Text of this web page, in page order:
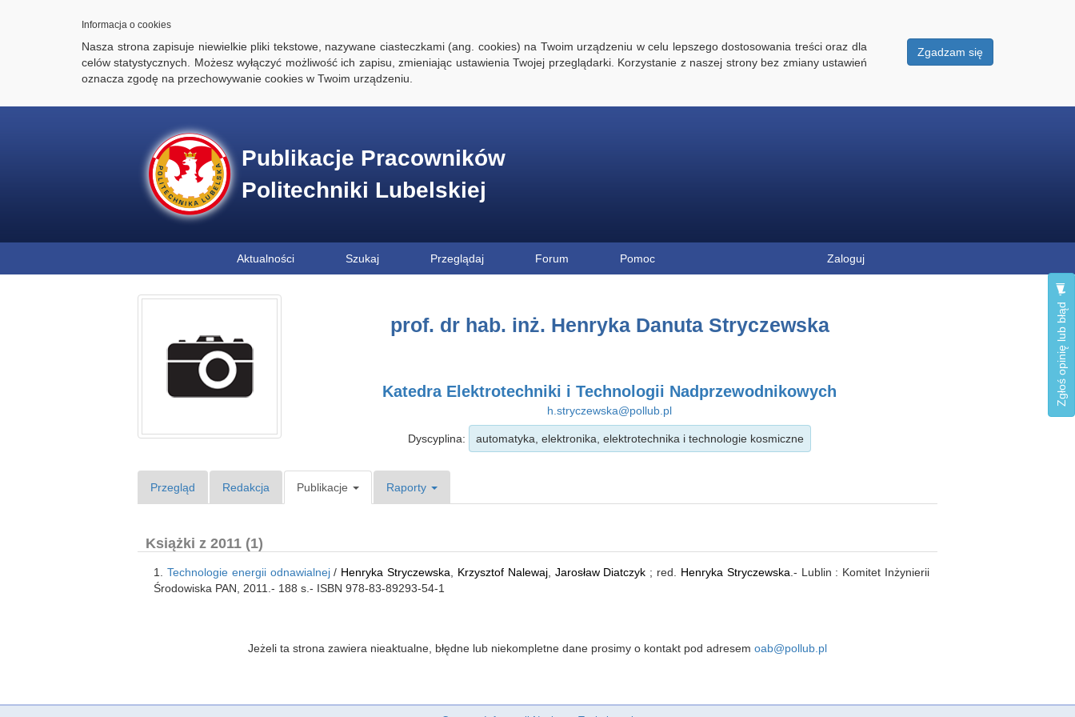
Informacja o cookies
Zgadzam się
Nasza strona zapisuje niewielkie pliki tekstowe, nazywane ciasteczkami (ang. cookies) na Twoim urządzeniu w celu lepszego dostosowania treści oraz dla
celów statystycznych. Możesz wyłączyć możliwość ich zapisu, zmieniając ustawienia Twojej przeglądarki. Korzystanie z naszej strony bez zmiany ustawień
oznacza zgodę na przechowywanie cookies w Twoim urządzeniu.
Publikacje Pracowników
Politechniki Lubelskiej
Aktualności Szukaj Przeglądaj Forum Pomoc Zaloguj
Zgłoś opinię lub błąd
prof. dr hab. inż. Henryka Danuta Stryczewska
Katedra Elektrotechniki i Technologii Nadprzewodnikowych
h.stryczewska@pollub.pl
Dyscyplina: automatyka, elektronika, elektrotechnika i technologie kosmiczne
Przegląd Redakcja Publikacje Raporty
Książki z 2011 (1)
1. Technologie energii odnawialnej/ Henryka Stryczewska Krzysztof Nalewaj, Jarosław Diatczyk ; red. Henryka Stryczewska .- Lublin : Komitet Inżynierii
Środowiska PAN, 2011.- 188 s.- ISBN 978-83-89293-54-1
Jeżeli ta strona zawiera nieaktualne, błędne lub niekompletne dane prosimy o kontakt pod adresem oab@pollub.pl